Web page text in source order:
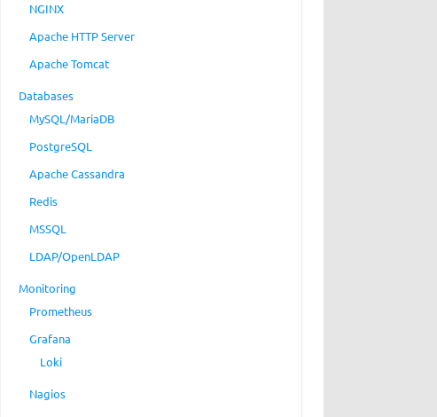
NGINX
Apache HTTP Server
Apache Tomcat
Databases
MySQL/MariaDB
PostgreSQL
Apache Cassandra
Redis
MSSQL
LDAP/OpenLDAP
Monitoring
Prometheus
Grafana
Loki
Nagios